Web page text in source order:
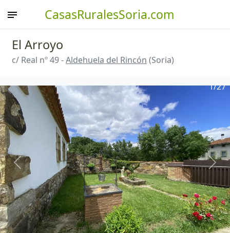
CasasRuralesSoria.com
El Arroyo
c/ Real nº 49 -Aldehuela del Rincón (Soria)
Anterior
1/27